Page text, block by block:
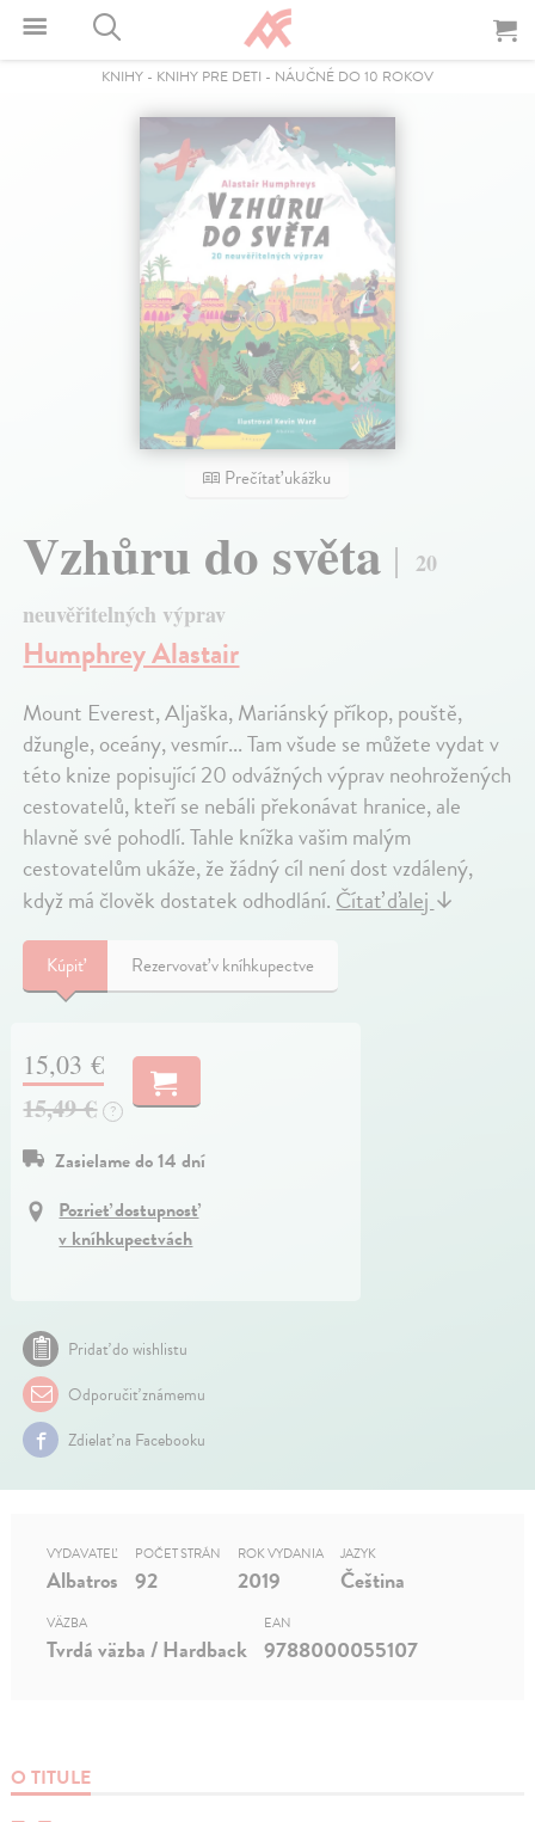
KNIHY - KNIHY PRE DETI - NÁUČNÉ DO 10 ROKOV
Prečítať ukážku
Vzhůru do světa
20
neuvěřitelných výprav
Humphrey Alastair
Mount Everest, Aljaška, Mariánský příkop, pouště,
džungle, oceány, vesmír... Tam všude se můžete vydat v
této knize popisující 20 odvážných výprav neohrožených
cestovatelů, kteří se nebáli překonávat hranice, ale
hlavně své pohodlí. Tahle knížka vašim malým
cestovatelům ukáže, že žádný cíl není dost vzdálený,
když má člověk dostatek odhodlání. Čítať ďalej ↓
Kúpiť Rezervovať v kníhkupectve
15,03 €
15,49 € ?
Zasielame do 14 dní
Pozrieť dostupnosť
v kníhkupectvách
Pridať do wishlistu
Odporučiť známemu
Zdielať na Facebooku
O TITULE
VYDAVATEĽ
Albatros
POČET STRÁN
92
ROK VYDANIA
2019
JAZYK
Čeština
VÄZBA
Tvrdá väzba / Hardback
EAN
9788000055107